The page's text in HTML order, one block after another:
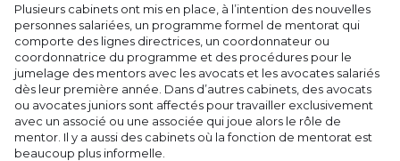
Plusieurs cabinets ont mis en place, à l’intention des nouvelles
personnes salariées, un programme formel de mentorat qui
comporte des lignes directrices, un coordonnateur ou
coordonnatrice du programme et des procédures pour le
jumelage des mentors avec les avocats et les avocates salariés
dès leur première année. Dans d’autres cabinets, des avocats
ou avocates juniors sont affectés pour travailler exclusivement
avec un associé ou une associée qui joue alors le rôle de
mentor. Il y a aussi des cabinets où la fonction de mentorat est
beaucoup plus informelle.